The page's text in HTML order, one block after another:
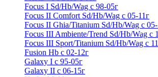
Focus I Sd/Hb/Wag с 98-05г
Focus II Comfort Sd/Hb/Wag с 05-11г
Focus II Ghia/Titanium Sd/Hb/Wag с
Focus III Ambiente/Trend Sd/Hb/Wag с
Focus III Sport/Titanium Sd/Hb/Wag с
Fusion Hb с 02-12г
Galaxy I с 95-05г
Galaxy II c 06-15г